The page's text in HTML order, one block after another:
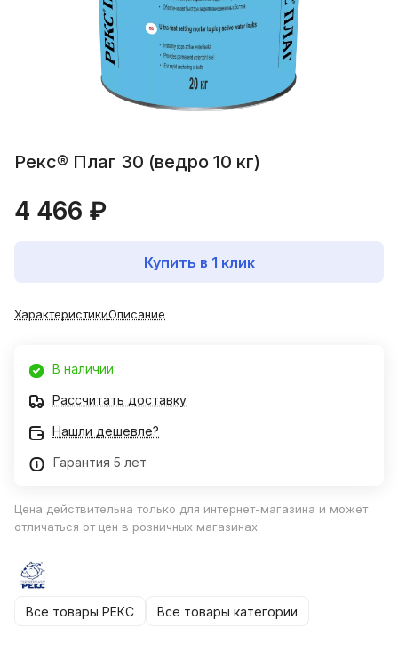
Рекс® Плаг 30 (ведро 10 кг)
4 466 ₽
Купить в 1 клик
ХарактеристикиОписание
В наличии
Рассчитать доставку
Нашли дешевле?
Гарантия 5 лет
Цена действительна только для интернет-магазина и может
отличаться от цен в розничных магазинах
Все товары РЕКС Все товары категории